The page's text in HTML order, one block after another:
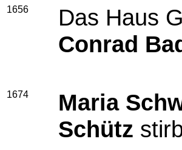
1656
Das Haus
Conrad
1674 Maria
Schütz